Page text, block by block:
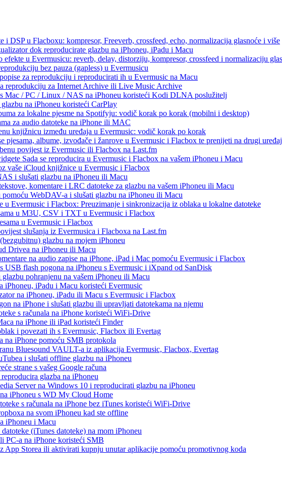
i DSP u Flacboxu: kompresor, Freeverb, crossfeed, echo, normalizacija glasnoće i više
dok reproducirate glazbu na iPhoneu, iPadu i Macu
u Evermusicu: reverb, delay, distorziju, kompresor, crossfeed i normalizaciju
bez pauza (gapless) u Evermusicu
za reprodukciju i reproducirati ih u Evermusic na Macu
reprodukciju za Internet Archive ili Live Music Archive
Mac / PC / Linux / NAS na iPhoneu koristeći Kodi DLNA poslužitelj
na iPhoneu koristeći CarPlay
za lokalne pjesme na Spotifyju: vodič korak po korak (mobilni i desktop)
za audio datoteke na iPhone ili MAC
knjižnicu između uređaja u Evermusic: vodič korak po korak
pjesama, albume, izvođače i žanrove u Evermusic i Flacbox te prenijeti na drugi uređaj
povijest iz Evermusic ili Flacbox na Last.fm
Sada se reproducira u Evermusic i Flacbox na vašem iPhoneu i Macu
vaše iCloud knjižnice u Evermusic i Flacbox
i slušati glazbu na iPhoneu ili Macu
komentare i LRC datoteke za glazbu na vašem iPhoneu ili Macu
WebDAV-a i slušati glazbu na iPhoneu ili Macu
u Evermusic i Flacbox: Preuzimanje i sinkronizacija iz oblaka u lokalne datoteke
u M3U, CSV i TXT u Evermusic i Flacbox
u Evermusic i Flacbox
slušanja iz Evermusica i Flacboxa na Last.fm
glazbu na mojem iPhoneu
Drivea na iPhoneu ili Macu
na audio zapise na iPhone, iPad i Mac pomoću Evermusic i Flacbox
USB flash pogona na iPhoneu s Evermusic i iXpand od SanDisk
pohranjenu na vašem iPhoneu ili Macu
iPhoneu, iPadu i Macu koristeći Evermusic
na iPhoneu, iPadu ili Macu s Evermusic i Flacbox
na iPhone i slušati glazbu ili upravljati datotekama na njemu
s računala na iPhone koristeći WiFi-Drive
na iPhone ili iPad koristeći Finder
i povezati ih s Evermusic, Flacbox ili Evertag
na iPhone pomoću SMB protokola
Bluesound VAULT-a iz aplikacija Evermusic, Flacbox, Evertag
i slušati offline glazbu na iPhoneu
strane s vašeg Google računa
glazba na iPhoneu
Server na Windows 10 i reproducirati glazbu na iPhoneu
iPhoneu s WD My Cloud Home
s računala na iPhone bez iTunes koristeći WiFi-Drive
na svom iPhoneu kad ste offline
iPhoneu i Macu
(iTunes datoteke) na mom iPhoneu
PC-a na iPhone koristeći SMB
App Storea ili aktivirati kupnju unutar aplikacije pomoću promotivnog koda